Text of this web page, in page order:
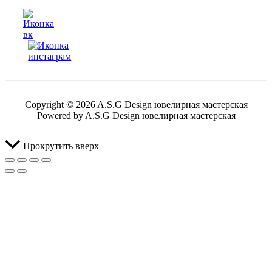
Copyright © 2026 A.S.G Design ювелирная мастерская
Powered by A.S.G Design ювелирная мастерская
Прокрутить вверх